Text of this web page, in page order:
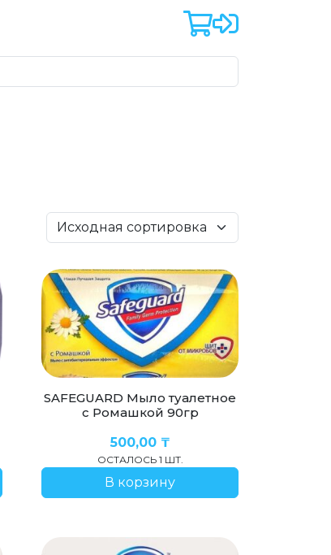
SAFEGUARD Мыло туалетное
с Ромашкой 90гр
500,00 ₸
ОСТАЛОСЬ 1 ШТ.
В корзину